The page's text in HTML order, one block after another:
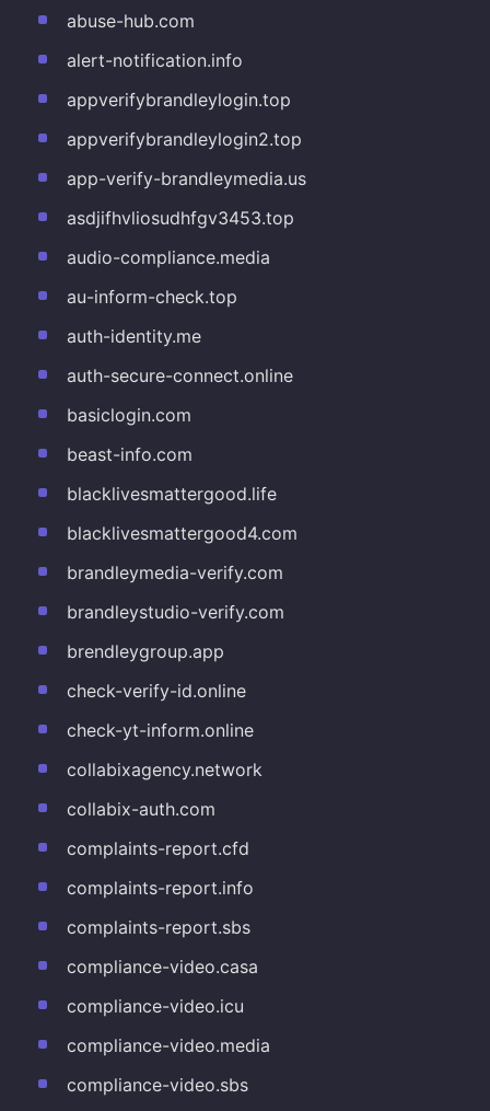
abuse-hub.com
alert-notification.info
appverifybrandleylogin.top
appverifybrandleylogin2.top
app-verify-brandleymedia.us
asdjifhvliosudhfgv3453.top
audio-compliance.media
au-inform-check.top
auth-identity.me
auth-secure-connect.online
basiclogin.com
beast-info.com
blacklivesmattergood.life
blacklivesmattergood4.com
brandleymedia-verify.com
brandleystudio-verify.com
brendleygroup.app
check-verify-id.online
check-yt-inform.online
collabixagency.network
collabix-auth.com
complaints-report.cfd
complaints-report.info
complaints-report.sbs
compliance-video.casa
compliance-video.icu
compliance-video.media
compliance-video.sbs